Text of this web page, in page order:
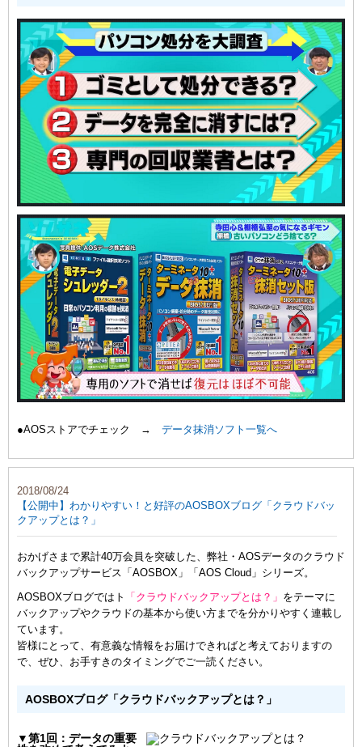
●AOSストアでチェック → データ抹消ソフト一覧へ
2018/08/24
【公開中】わかりやすい！と好評のAOSBOXブログ「クラウドバッ
クアップとは？」
おかげさまで累計40万会員を突破した、弊社・AOSデータのクラウド
バックアップサービス「AOSBOX」「AOS Cloud」シリーズ。
AOSBOXブログではト 「クラウドバックアップとは？」 をテーマに
バックアップやクラウドの基本から使い方までを分かりやすく連載し
ています。
皆様にとって、有意義な情報をお届けできればと考えておりますの
で、ぜひ、お手すきのタイミングでご一読ください。
AOSBOXブログ「クラウドバックアップとは？」
▼第1回：データの重要